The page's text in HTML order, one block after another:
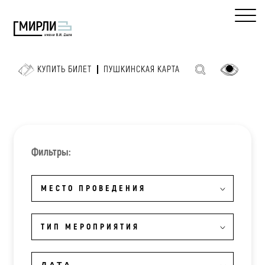
КУПИТЬ БИЛЕТ ПУШКИНСКАЯ КАРТА
Фильтры:
МЕСТО ПРОВЕДЕНИЯ
ТИП МЕРОПРИЯТИЯ